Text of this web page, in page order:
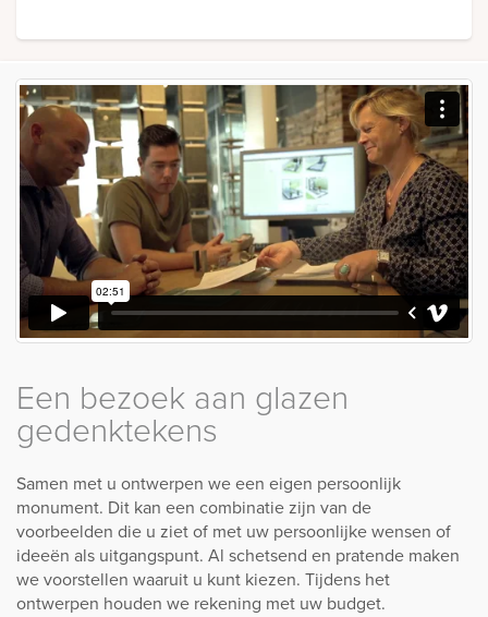
[
Een bezoek aan glazen
gedenktekens
Samen met u ontwerpen we een eigen persoonlijk
monument. Dit kan een combinatie zijn van de
voorbeelden die u ziet of met uw persoonlijke wensen of
ideeën als uitgangspunt. Al schetsend en pratende maken
we voorstellen waaruit u kunt kiezen. Tijdens het
ontwerpen houden we rekening met uw budget.